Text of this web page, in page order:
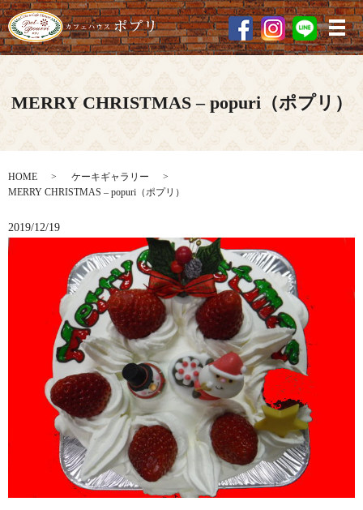
メ
MERRY CHRISTMAS – popuri（ポプリ）
HOME
ケーキギャラリー
MERRY CHRISTMAS – popuri（ポプリ）
2019/12/19